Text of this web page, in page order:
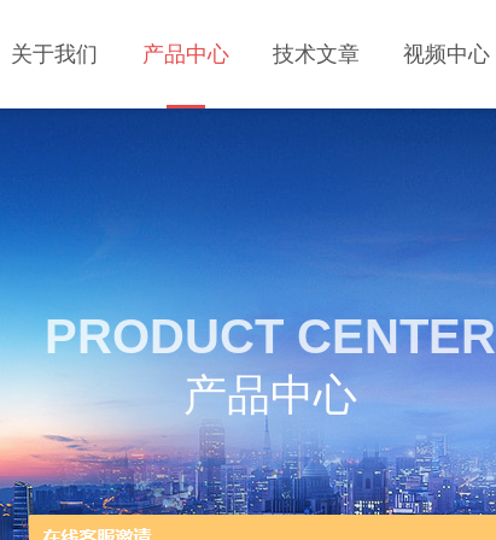
关于我们 产品中心 技术文章 视频中心
PRODUCT CENTER
产品中心